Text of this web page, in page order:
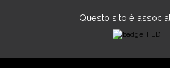
Questo sito è